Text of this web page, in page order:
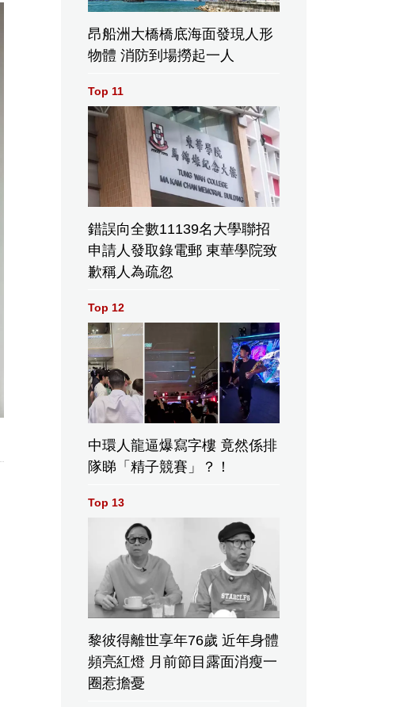
昂船洲大橋橋底海面發現人形
物體 消防到場撈起一人
Top 11
錯誤向全數11139名大學聯招
申請人發取錄電郵 東華學院致
歉稱人為疏忽
Top 12
中環人龍逼爆寫字樓 竟然係排
隊睇「精子競賽」？！
Top 13
黎彼得離世享年76歲 近年身體
頻亮紅燈 月前節目露面消瘦一
圈惹擔憂